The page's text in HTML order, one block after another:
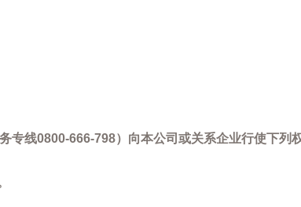
专线0800-666-798）向本公司或关系企业行使下